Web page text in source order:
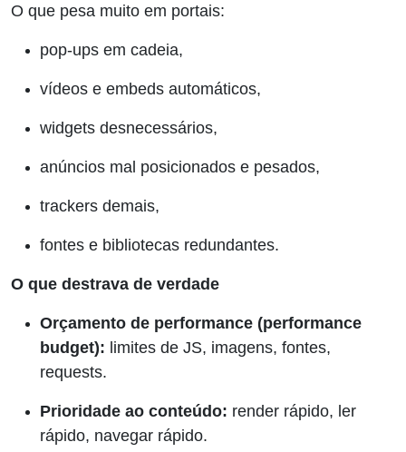
O que pesa muito em portais:
pop-ups em cadeia,
vídeos e embeds automáticos,
widgets desnecessários,
anúncios mal posicionados e pesados,
trackers demais,
fontes e bibliotecas redundantes.
O que destrava de verdade
Orçamento de performance (performance
budget): limites de JS, imagens, fontes,
requests.
Prioridade ao conteúdo: render rápido, ler
rápido, navegar rápido.